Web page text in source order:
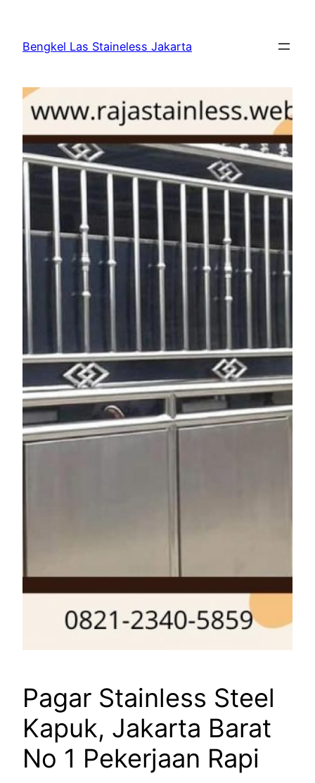
Bengkel Las Staineless Jakarta
Pagar Stainless Steel
Kapuk, Jakarta Barat
No 1 Pekerjaan Rapi